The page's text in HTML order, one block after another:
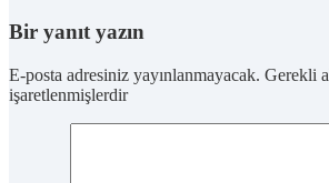
Bir yanıt yazın
E-posta adresiniz yayınlanmayacak. Gerekli
işaretlenmişlerdir